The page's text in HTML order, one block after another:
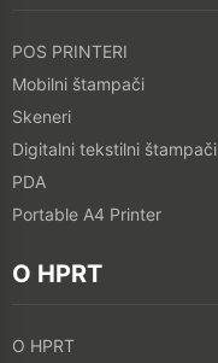
POS PRINTERI
Mobilni štampači
Skeneri
Digitalni tekstilni štampači
PDA
Portable A4 Printer
O HPRT
O HPRT